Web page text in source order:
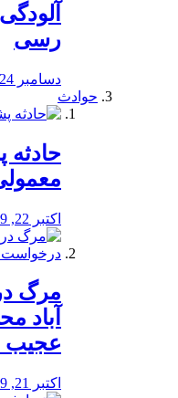
رسی
دسامبر 24, 2019
حوادث
️حادثه
اکتبر 22, 2019
مرگ
آباد
اکتبر 21, 2019